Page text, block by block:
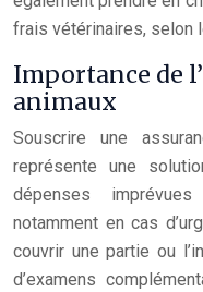
frais vétérinaires, selon
Importance de
animaux
Souscrire une
représente une
dépenses
notamment en cas
couvrir une partie ou
d’examens